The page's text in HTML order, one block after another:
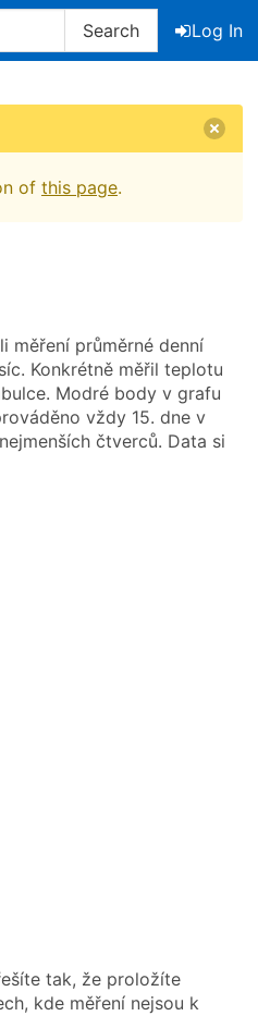
Search
Log In
of this page.
měření průměrné denní
Konkrétně měřil teplotu
Modré body v grafu
vždy 15. dne v
čtverců. Data si
tak, že proložíte
kde měření nejsou k